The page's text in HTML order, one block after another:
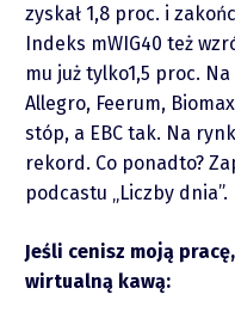
O mnie
Zastrzeżenie
Współpraca
zyskał 1,8 proc. i
Indeks mWIG40 też
mu już tylko1,5 proc.
Allegro, Feerum,
stóp, a EBC tak. Na
rekord. Co ponadto?
podcastu „Liczby dnia”.
Jeśli cenisz moją
wirtualną kawą: